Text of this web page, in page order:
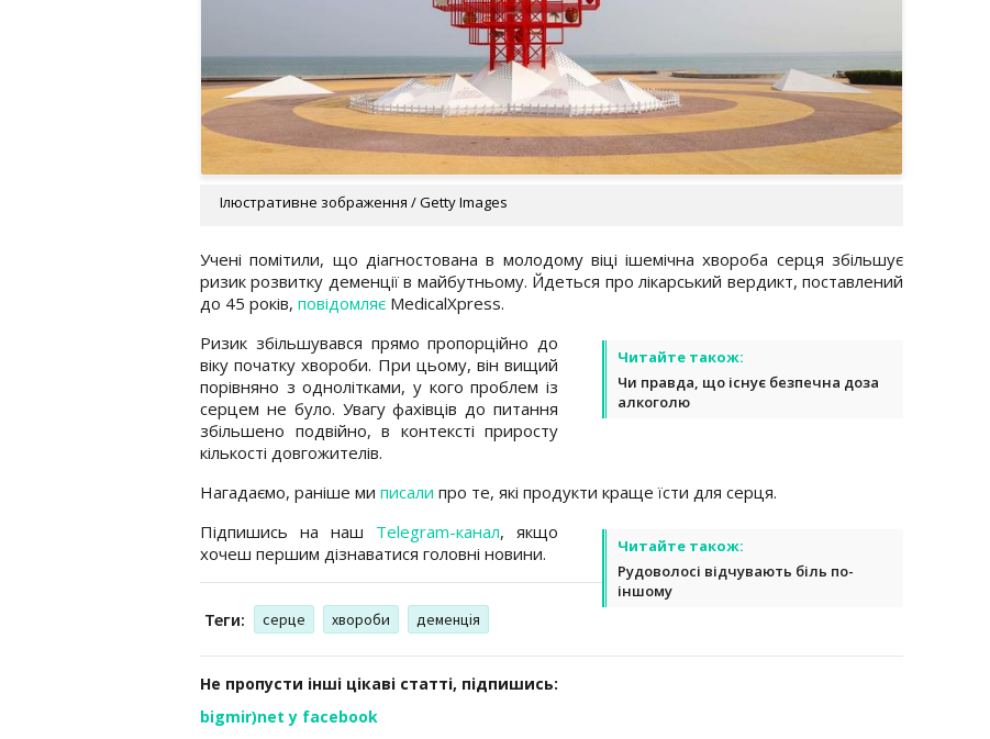
Ілюстративне зображення / Getty Images
Учені помітили, що діагностована в молодому віці ішемічна хвороба серця збільшує
ризик розвитку деменції в майбутньому. Йдеться про лікарський вердикт, поставлений
до 45 років, повідомляє MedicalXpress.
Читайте також:
Чи правда, що існує безпечна доза
алкоголю
Ризик збільшувався прямо пропорційно до
віку початку хвороби. При цьому, він вищий
порівняно з однолітками, у кого проблем із
серцем не було. Увагу фахівців до питання
збільшено подвійно, в контексті приросту
кількості довгожителів.
Нагадаємо, раніше ми писали про те, які продукти краще їсти для серця.
Читайте також:
Рудоволосі відчувають біль по-
іншому
Підпишись на наш Telegram-канал, якщо
хочеш першим дізнаватися головні новини.
Теги: серце хвороби деменція
Не пропусти інші цікаві статті, підпишись:
bigmir)net у facebook